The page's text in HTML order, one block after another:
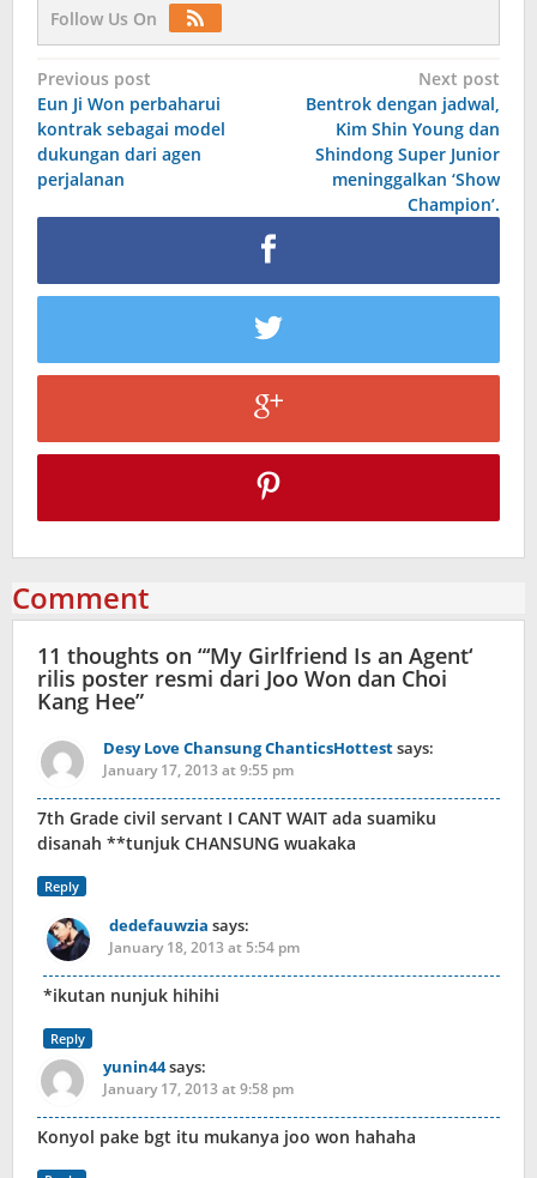
Follow Us On
Post
navigation
Previous post
Eun Ji Won perbaharui
kontrak sebagai model
dukungan dari agen
perjalanan
Next post
Bentrok dengan jadwal,
Kim Shin Young dan
Shindong Super Junior
meninggalkan ‘Show
Champion’.
Comment
11 thoughts on “‘My Girlfriend Is an Agent‘
rilis poster resmi dari Joo Won dan Choi
Kang Hee”
Desy Love Chansung ChanticsHottestsays:
January 17, 2013 at 9:55 pm
7th Grade civil servant I CANT WAIT ada suamiku
disanah **tunjuk CHANSUNG wuakaka
Reply
dedefauwzia says:
January 18, 2013 at 5:54 pm
*ikutan nunjuk hihihi
Reply
yunin44says:
January 17, 2013 at 9:58 pm
Konyol pake bgt itu mukanya joo won hahaha